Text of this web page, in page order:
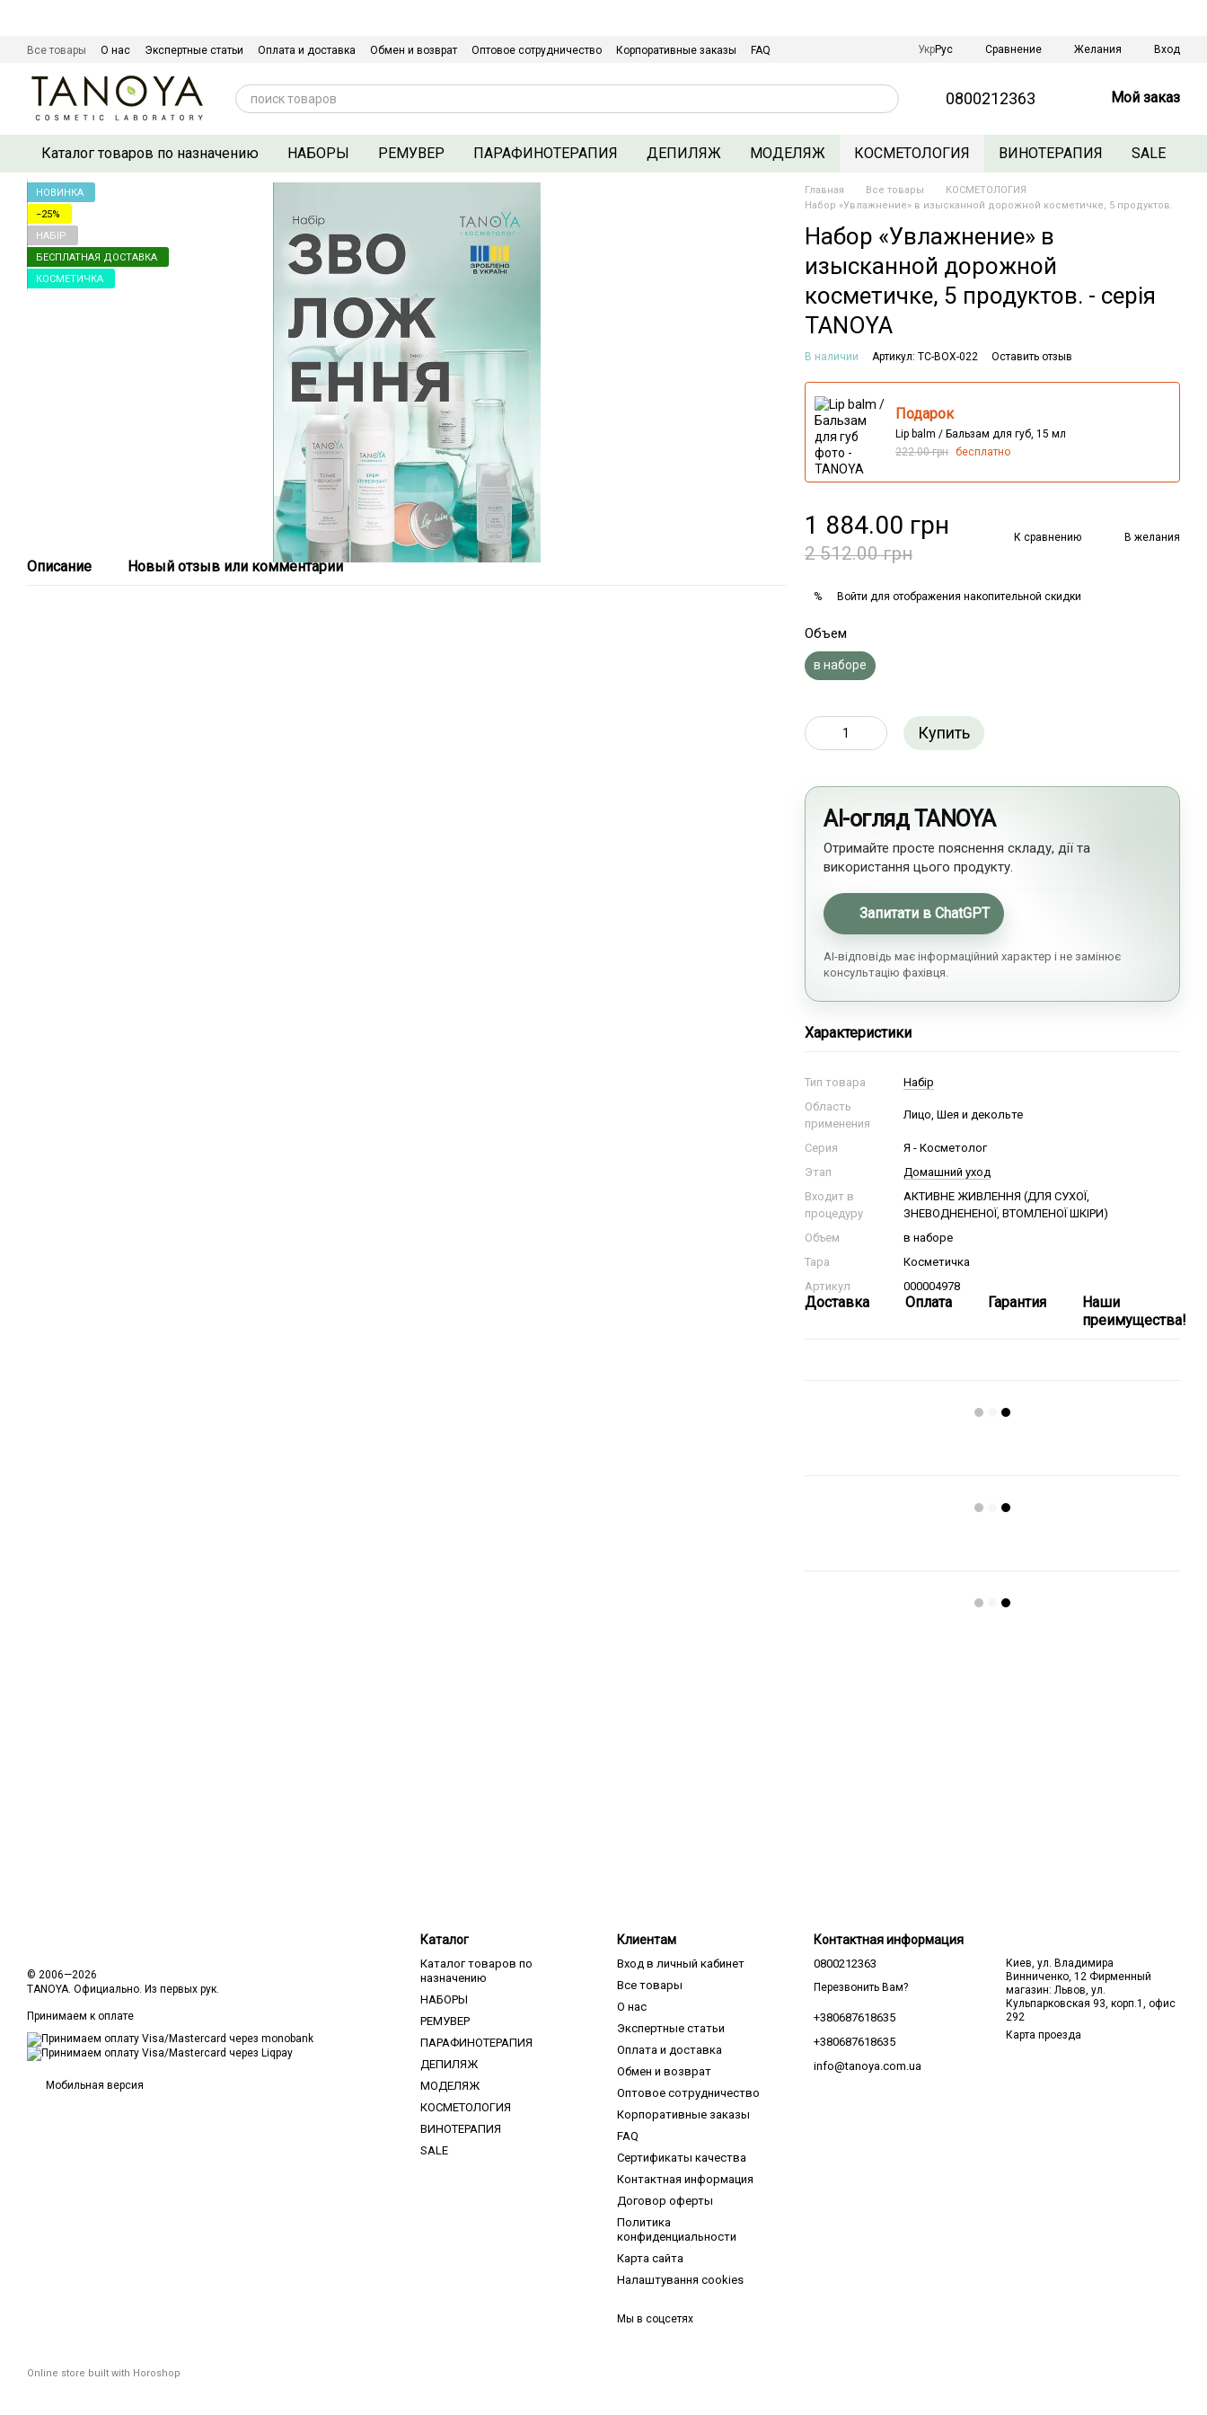
Все товары О нас Экспертные статьи Оплата и доставка Обмен и возврат Оптовое сотрудничество Корпоративные заказы
FAQ
УкрРус Сравнение Желания Вход
0800212363 Мой заказ
Каталог товаров по назначению НАБОРЫ РЕМУВЕР ПАРАФИНОТЕРАПИЯ ДЕПИЛЯЖ МОДЕЛЯЖ КОСМЕТОЛОГИЯ ВИНОТЕРАПИЯ SALE
НОВИНКА
−25%
НАБІР
БЕСПЛАТНАЯ ДОСТАВКА
КОСМЕТИЧКА
Описание Новый отзыв или комментарий
Главная Все товары
КОСМЕТОЛОГИЯ
Набор «Увлажнение» в изысканной дорожной косметичке, 5 продуктов.
Набор «Увлажнение» в
изысканной дорожной
косметичке, 5 продуктов. - серія
TANOYA
В наличии Артикул: TC-BOX-022 Оставить отзыв
Подарок
Lip balm / Бальзам для губ, 15 мл
222.00 грн бесплатно
1 884.00 грн
2 512.00 грн
К сравнению В желания
% Войти для отображения накопительной скидки
Объем
в наборе
Купить
AI-огляд TANOYA
Отримайте просте пояснення складу, дії та
використання цього продукту.
Запитати в ChatGPT
AI-відповідь має інформаційний характер і не замінює
консультацію фахівця.
Характеристики
Тип товара
Набір
Область
применения
Лицо, Шея и декольте
Серия
Я - Косметолог
Этап
Домашний уход
Входит в
процедуру
АКТИВНЕ ЖИВЛЕННЯ (ДЛЯ СУХОЇ,
ЗНЕВОДНЕНЕНОЇ, ВТОМЛЕНОЇ ШКІРИ)
Объем
в наборе
Тара
Косметичка
Артикул
000004978
Доставка Оплата Гарантия
Наши
преимущества!
© 2006—2026
TANOYA. Официально. Из первых рук.
Принимаем к оплате
Мобильная версия
Online store built with Horoshop
Каталог
Каталог товаров по
назначению
НАБОРЫ
РЕМУВЕР
ПАРАФИНОТЕРАПИЯ
ДЕПИЛЯЖ
МОДЕЛЯЖ
КОСМЕТОЛОГИЯ
ВИНОТЕРАПИЯ
SALE
Клиентам
Вход в личный кабинет
Все товары
О нас
Экспертные статьи
Оплата и доставка
Обмен и возврат
Оптовое сотрудничество
Корпоративные заказы
FAQ
Сертификаты качества
Контактная информация
Договор оферты
Политика
конфиденциальности
Карта сайта
Налаштування cookies
Мы в соцсетях
Контактная информация
0800212363
Перезвонить Вам?
+380687618635
+380687618635
info@tanoya.com.ua
Киев, ул. Владимира
Винниченко, 12 Фирменный
магазин: Львов, ул.
Кульпарковская 93, корп.1, офис
292
Карта проезда